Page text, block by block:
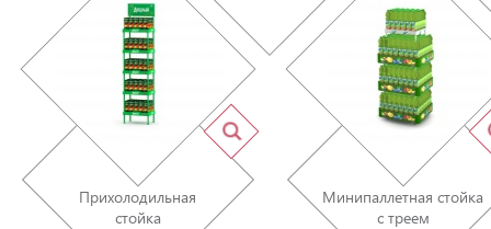
Прихолодильная
стойка
Минипаллетная стойка
с треем